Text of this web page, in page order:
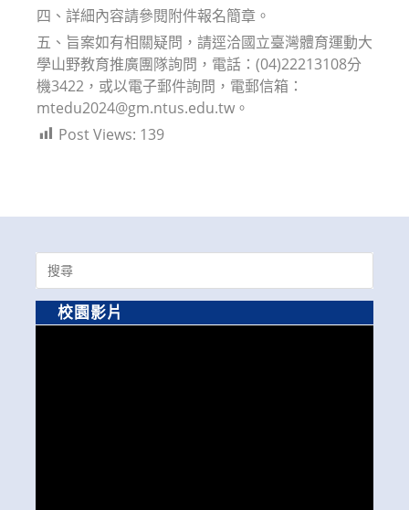
四、詳細內容請參閱附件報名簡章。
五、旨案如有相關疑問，請逕洽國立臺灣體育運動大
學山野教育推廣團隊詢問，電話：(04)22213108分
機3422，或以電子郵件詢問，電郵信箱：
mtedu2024@gm.ntus.edu.tw。
Post Views: 139
Search
for:
校園影片